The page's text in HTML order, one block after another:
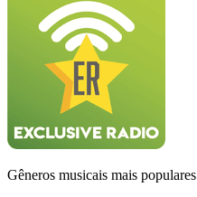
Gêneros musicais mais populares